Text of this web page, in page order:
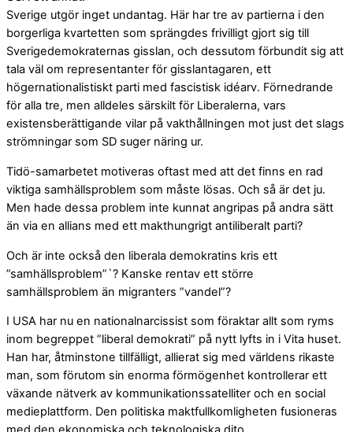
Sverige utgör inget undantag. Här har tre av partierna i den
borgerliga kvartetten som sprängdes frivilligt gjort sig till
Sverigedemokraternas gisslan, och dessutom förbundit sig att
tala väl om representanter för gisslantagaren, ett
högernationalistiskt parti med fascistisk idéarv. Förnedrande
för alla tre, men alldeles särskilt för Liberalerna, vars
existensberättigande vilar på vakthållningen mot just det slags
strömningar som SD suger näring ur.
Tidö-samarbetet motiveras oftast med att det finns en rad
viktiga samhällsproblem som måste lösas. Och så är det ju.
Men hade dessa problem inte kunnat angripas på andra sätt
än via en allians med ett makthungrigt antiliberalt parti?
Och är inte också den liberala demokratins kris ett
”samhällsproblem”`? Kanske rentav ett större
samhällsproblem än migranters ”vandel”?
I USA har nu en nationalnarcissist som föraktar allt som ryms
inom begreppet ”liberal demokrati” på nytt lyfts in i Vita huset.
Han har, åtminstone tillfälligt, allierat sig med världens rikaste
man, som förutom sin enorma förmögenhet kontrollerar ett
växande nätverk av kommunikationssatelliter och en social
medieplattform. Den politiska maktfullkomligheten fusioneras